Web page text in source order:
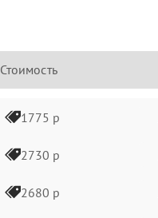
Стоимость
1775 р
2730 р
2680 р